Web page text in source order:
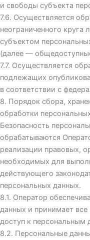
и свободы субъекта
7.6. Осуществляется
неограниченного круга
субъектом
(далее —
7.7. Осуществляется
подлежащих
в соответствии с
8. Порядок сбора,
обработки
Безопасность
обрабатываются
реализации правовых,
необходимых для
действующего
персональных данных.
8.1. Оператор
данных и принимает
доступ к персональным
8.2. Персональные